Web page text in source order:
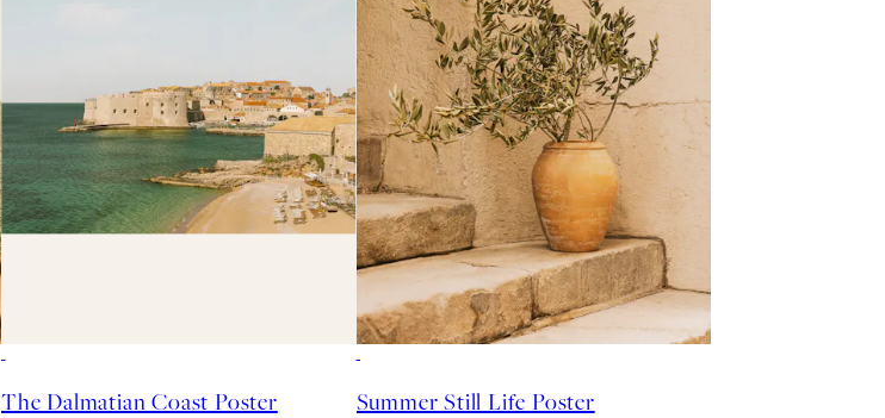
The Dalmatian Coast Poster Summer Still Life Poster